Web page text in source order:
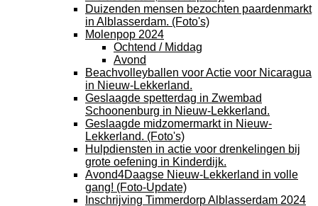
Duizenden mensen bezochten paardenmarkt
in Alblasserdam. (Foto's)
Molenpop 2024
Ochtend / Middag
Avond
Beachvolleyballen voor Actie voor Nicaragua
in Nieuw-Lekkerland.
Geslaagde spetterdag in Zwembad
Schoonenburg in Nieuw-Lekkerland.
Geslaagde midzomermarkt in Nieuw-
Lekkerland. (Foto's)
Hulpdiensten in actie voor drenkelingen bij
grote oefening in Kinderdijk.
Avond4Daagse Nieuw-Lekkerland in volle
gang! (Foto-Update)
Inschrijving Timmerdorp Alblasserdam 2024